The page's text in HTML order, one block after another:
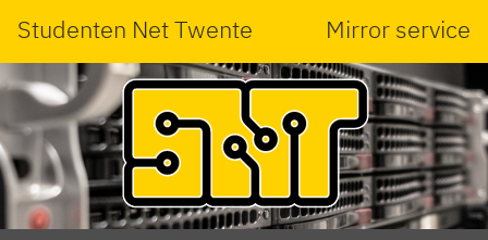
Studenten Net Twente Mirror service